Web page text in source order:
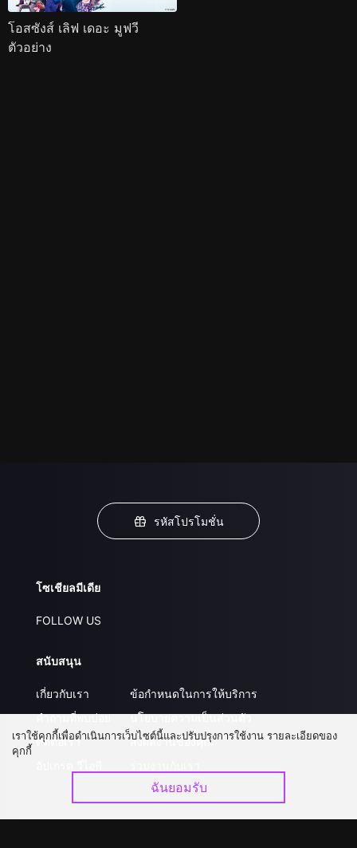
โอสซังส์ เลิฟ เดอะ มูฟวี
ตัวอย่าง
รหัสโปรโมชั่น
โซเชียลมีเดีย
FOLLOW US
สนับสนุน
เกี่ยวกับเรา
คำถามที่พบบ่อย
ติดต่อเรา
ข้อกำหนดในการให้บริการ
นโยบายความเป็นส่วนตัว
ส่งผลงานของคุณ
เราใช้คุกกี้เพื่อดำเนินการเว็บไซต์นี้และปรับปรุงการใช้งาน รายละเอียดของ
คุกกี้
ฉันยอมรับ